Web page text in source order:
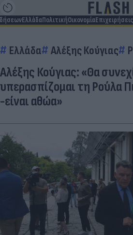
ΕλλάδαΠολιτικήΟικονομίαΕπιχειρήσεις
Ελλάδα Αλέξης Κούγιας
Αλέξης Κούγιας: «Θα
υπερασπίζομαι τη Ρούλα
-είναι αθώα»